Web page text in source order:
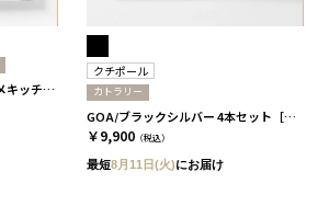
カードカタログギフト / コスメキッチン＆ビープル / LOVE
クチポール
カトラリー
GOA/ブラックシルバー 4本セット［クチポール］
￥9,900 （税込）
最短8月11日(火)にお届け